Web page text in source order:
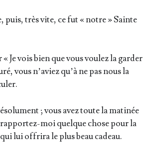
puis, très vite, ce fut « notre » Sainte
Je vois bien que vous vou­lez la gar­der
vous n’a­viez qu’à ne pas nous la
; vous avez toute la mati­née
moi quelque chose pour la
lui offri­ra le plus beau cadeau.